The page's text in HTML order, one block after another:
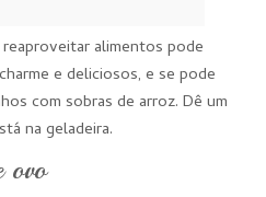
alimentos pode
e deliciosos, e se pode
com sobras de arroz. Dê um
na geladeira.
ovo